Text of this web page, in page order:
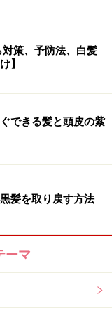
える場合が。今
っていきます。
[女性の白髪染め] All About
白髪染めの基
と、しない
にとっては、
たりするこ
に1回、でき
うのがおすす
策、予防法、白髪
】
できる髪と頭皮の紫
髪を取り戻す方法
ーマ